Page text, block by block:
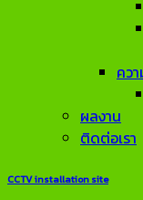
คว
ผลงาน
ติดต่อเรา
CCTV installation site